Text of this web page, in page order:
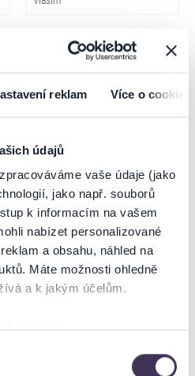
reklam Více o cookies
údajů
zpracováváme vaše údaje (jako
jako např. souborů
k informacím na vašem
nabízet personalizované
a obsahu, náhled na
Máte možnosti ohledně
a k jakým účelům.
na několik metrů
XTB KSW 121
19.09.2026
Liberec